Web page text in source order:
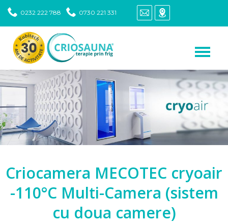
0232 222 788 0730 221 331
Criocamera MECOTEC cryoair
-110°C Multi-Camera (sistem
cu doua camere)